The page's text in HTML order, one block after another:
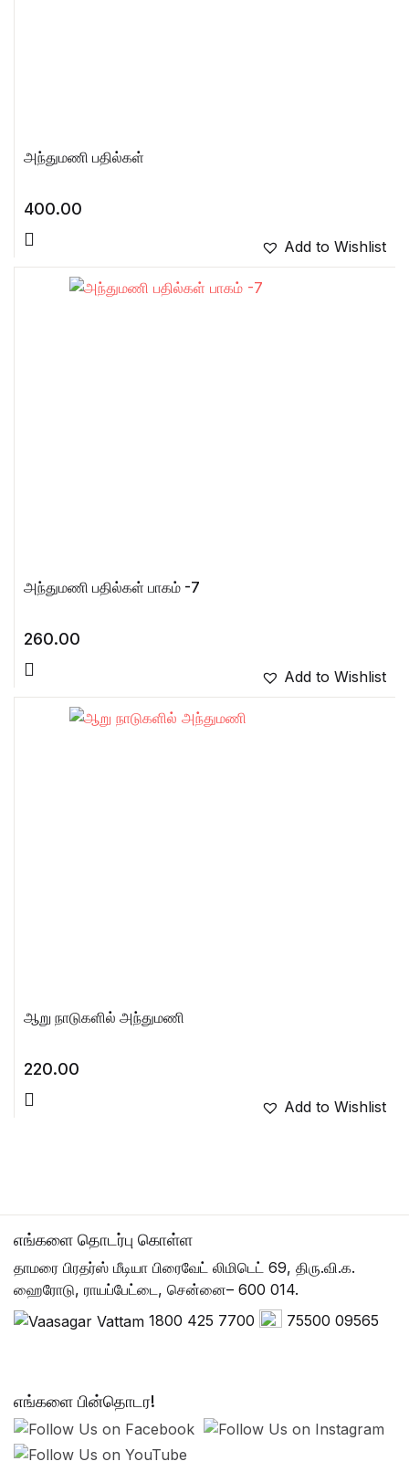
அந்துமணி பதில்கள்
400.00
Add to Wishlist
அந்துமணி பதில்கள் பாகம் -7
260.00
Add to Wishlist
ஆறு நாடுகளில் அந்துமணி
220.00
Add to Wishlist
எங்களை தொடர்பு கொள்ள
தாமரை பிரதர்ஸ் மீடியா பிரைவேட் லிமிடெட் 69, திரு.வி.க.
ஹைரோடு, ராயப்பேட்டை, சென்னை– 600 014.
1800 425 7700
75500 09565
எங்களை பின்தொடர!